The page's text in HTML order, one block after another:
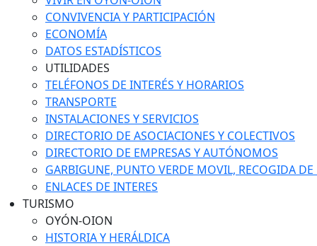
CONVIVENCIA Y PARTICIPACIÓN
ECONOMÍA
DATOS ESTADÍSTICOS
UTILIDADES
TELÉFONOS DE INTERÉS Y HORARIOS
TRANSPORTE
INSTALACIONES Y SERVICIOS
DIRECTORIO DE ASOCIACIONES Y COLECTIVOS
DIRECTORIO DE EMPRESAS Y AUTÓNOMOS
GARBIGUNE, PUNTO VERDE MOVIL, RECOGIDA DE
ENLACES DE INTERES
TURISMO
OYÓN-OION
HISTORIA Y HERÁLDICA